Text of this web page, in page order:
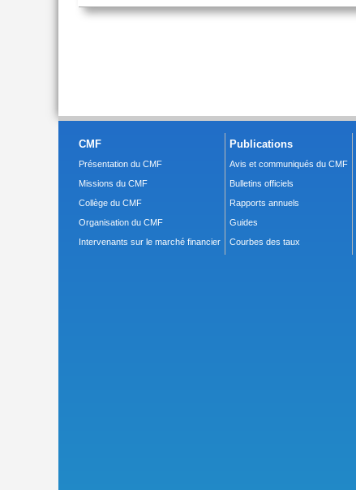
CMF
Présentation du CMF
Missions du CMF
Collège du CMF
Organisation du CMF
Intervenants sur le marché financier
Publications
Avis et communiqués du CMF
Bulletins officiels
Rapports annuels
Guides
Courbes des taux